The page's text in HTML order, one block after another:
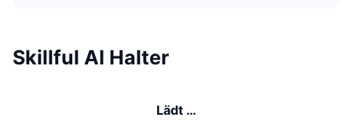
Skillful AI Halter
Lädt …